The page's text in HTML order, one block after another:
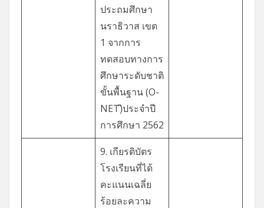
ประถมศึกษา
นราธิวาส เขต
1 จากการ
ทดสอบทางการ
ศึกษาระดับชาติ
ขั้นพื้นฐาน (O-
NET)ิประจำปี
การศึกษา 2562
9. เกียรติบัตร
โรงเรียนที่ได้
คะแนนเฉลี่ย
ร้อยละความ